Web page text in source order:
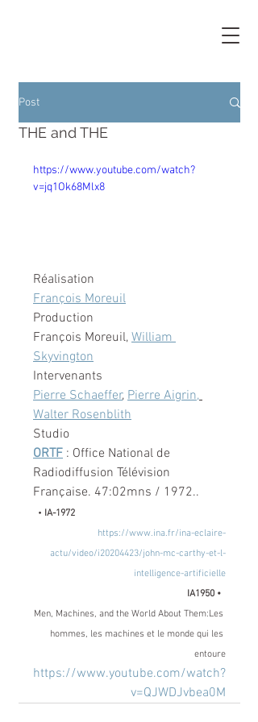
Post
THE and THE
https://www.youtube.com/watch?
v=jq1Ok68Mlx8
Réalisation
François Moreuil
Production
François Moreuil, William
Skyvington
Intervenants
Pierre Schaeffer, Pierre Aigrin,
Walter Rosenblith
Studio
ORTF : Office National de
Radiodiffusion Télévision
Française. 47:02mns / 1972..
• IA-1972
https://www.ina.fr/ina-eclaire-
actu/video/i20204423/john-mc-carthy-et-l-
intelligence-artificielle
IA1950 •
Men, Machines, and the World About Them:Les
hommes, les machines et le monde qui les
entoure
https://www.youtube.com/watch?
v=QJWDJvbea0M